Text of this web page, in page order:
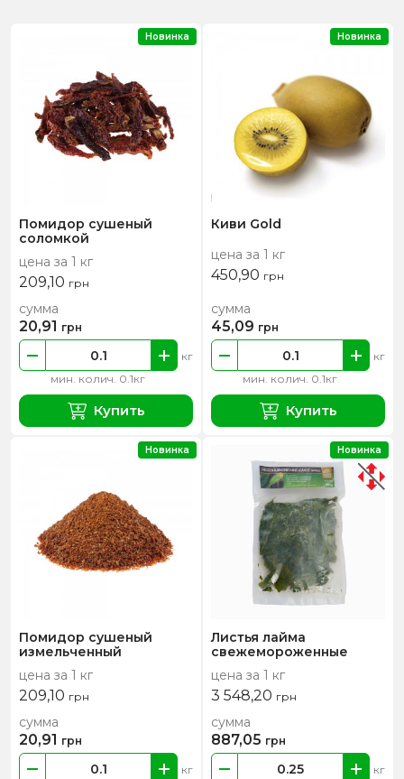
Помидор сушеный
соломкой
цена за 1 кг
209,10 грн
мин. колич. 0.1кг
кг
сумма
20,91 грн
Купить
Новинка
Киви Gold
цена за 1 кг
450,90 грн
мин. колич. 0.1кг
кг
сумма
45,09 грн
Купить
Новинка
Помидор сушеный
измельченный
цена за 1 кг
209,10 грн
кг
сумма
20,91 грн
Новинка
Листья лайма
свежемороженные
цена за 1 кг
3 548,20 грн
кг
сумма
887,05 грн
Новинка